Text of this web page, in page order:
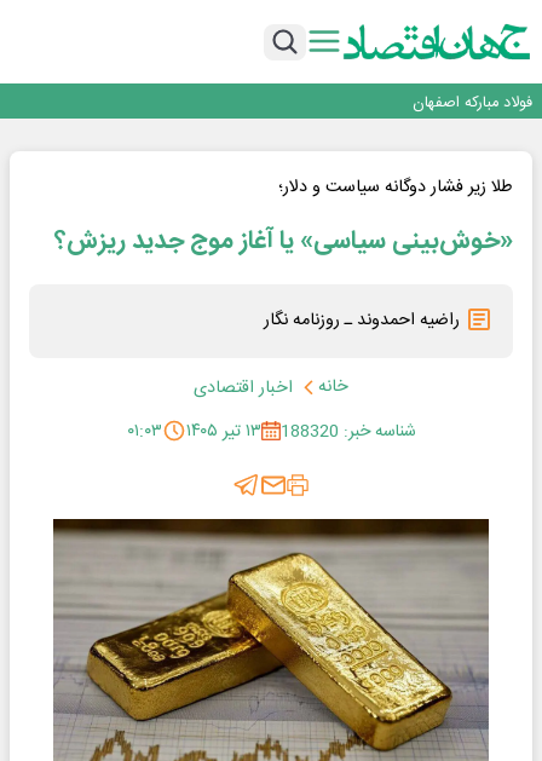
تداوم صعود مس در بازارهای جهانی؛ قیمت فلز سرخ از ۱۴هزار دلار در هر تن عبور کرد
فولاد مبارکه اصفهان
تجدیدپذیر با حضور استاندار اصفهان
گفتگو با کاوه معلمی، مدیر حسابداری مدیریت فولادسنگان
تداوم صعود مس در بازارهای جهانی؛ قیمت فلز سرخ از ۱۴هزار دلار در هر تن عبور کرد
طلا زیر فشار دوگانه سیاست و دلار؛
«خوش‌بینی سیاسی» یا آغاز موج جدید ریزش؟
راضیه احمدوند ـ روزنامه نگار
خانه
اخبار اقتصادی
شناسه خبر: 188320
۱۳ تیر ۱۴۰۵ ۰۱:۰۳